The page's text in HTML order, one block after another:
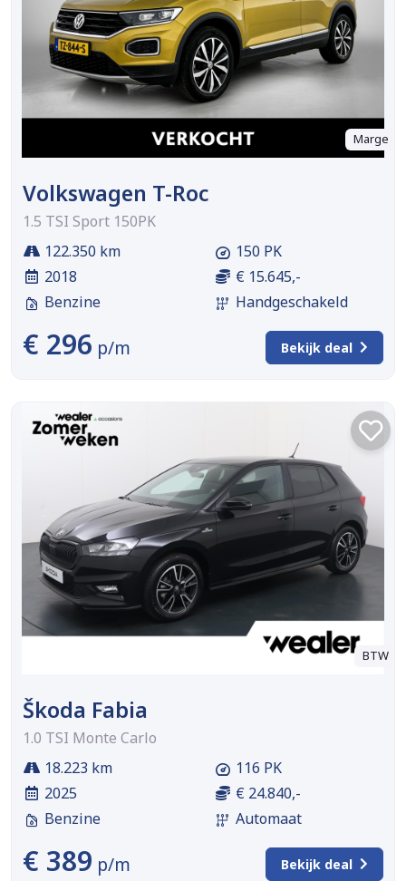
Marge
Volkswagen T-Roc
1.5 TSI Sport 150PK
122.350 km
2018
Benzine
150 PK
€ 15.645,-
Handgeschakeld
€ 296 p/m Bekijk deal
BTW
Škoda Fabia
1.0 TSI Monte Carlo
18.223 km
2025
Benzine
116 PK
€ 24.840,-
Automaat
€ 389 p/m Bekijk deal